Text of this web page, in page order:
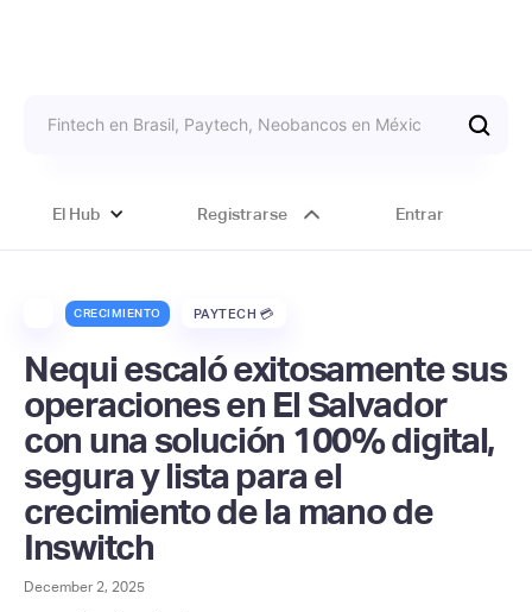
El Hub Registrarse Entrar
CRECIMIENTO PAYTECH 💳
Nequi escaló exitosamente sus
operaciones en El Salvador
con una solución 100% digital,
segura y lista para el
crecimiento de la mano de
Inswitch
December 2, 2025